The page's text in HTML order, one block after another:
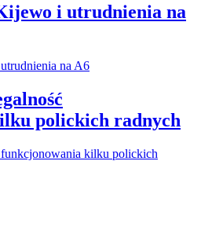
i utrudnienia na
polickich radnych